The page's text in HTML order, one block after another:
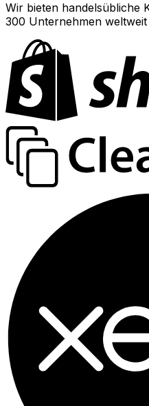
Wir bieten handelsübliche
300 Unternehmen weltweit